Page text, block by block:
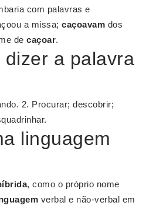
com palavras e
a missa; caçoavam dos
de caçoar.
a palavra
2. Procurar; descobrir;
linguagem
, como o próprio nome
verbal e não-verbal em